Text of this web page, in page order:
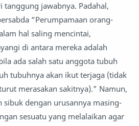
tanggung jawabnya. Padahal,
“Perumpamaan orang-
hal saling mencintai,
di antara mereka adalah
ada salah satu anggota tubuh
tubuhnya akan ikut terjaga (tidak
merasakan sakitnya).” Namun,
dengan urusannya masing-
sesuatu yang melalaikan agar